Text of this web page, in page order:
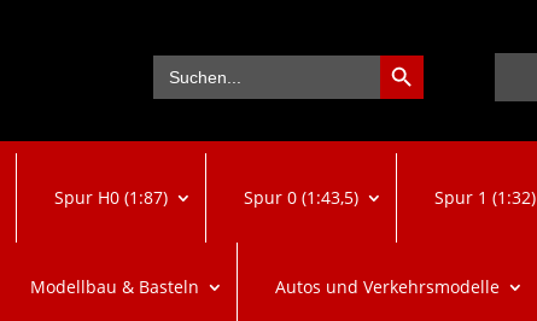
Search
for:
Search Button
Spur H0 (1:87) Spur 0 (1:43,5) Spur 1 (1:32)
Modellbau & Basteln Autos und Verkehrsmodelle